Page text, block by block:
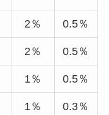
2％ 0.5％
2％ 0.5％
1％ 0.5％
1％ 0.3％